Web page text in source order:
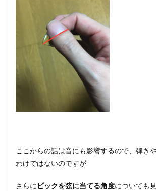
ここからの話は音にも影響するので、弾き
わけではないのですが
さらに ピックを弦に当てる角度についても